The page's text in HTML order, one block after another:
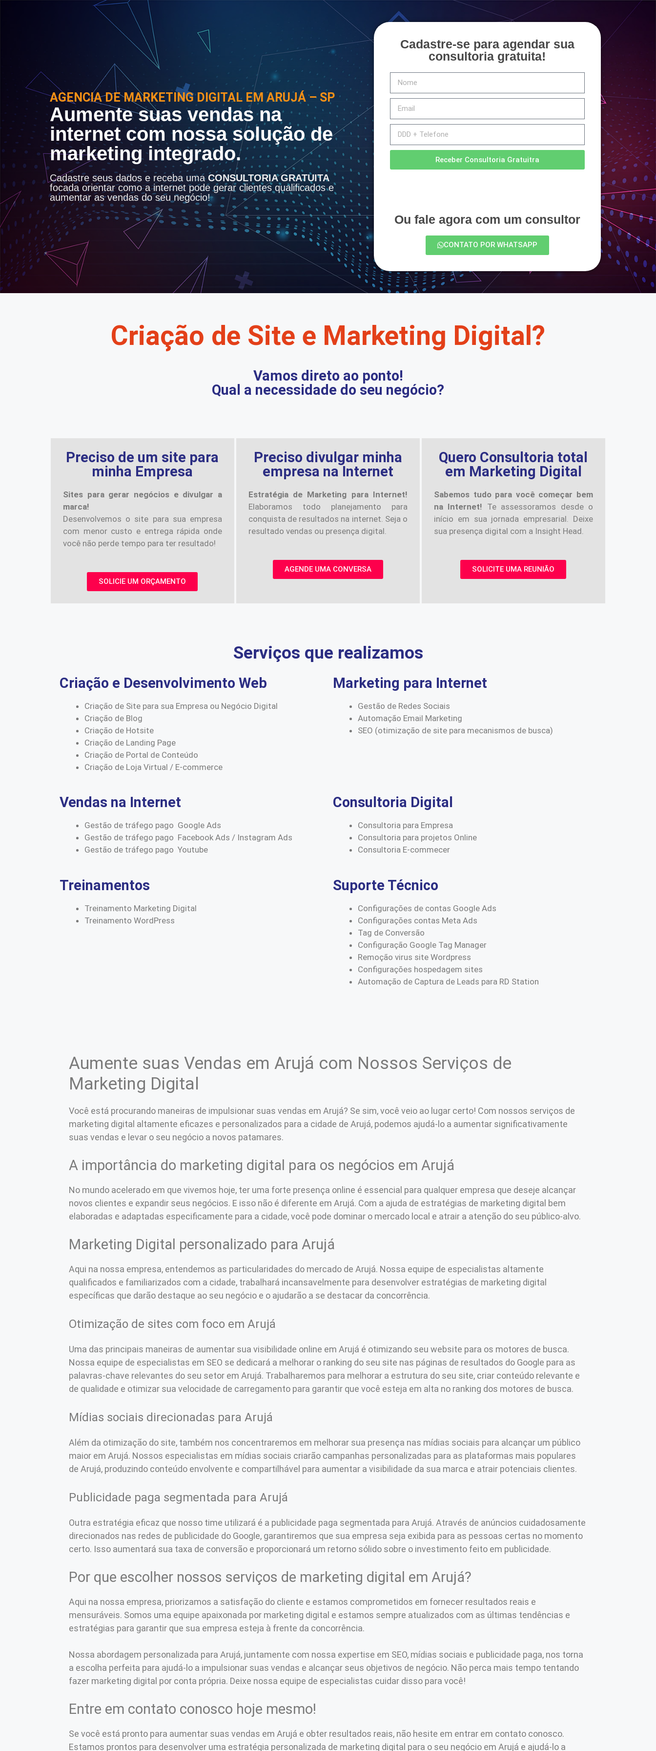
AGENCIA DE MARKETING DIGITAL EM ARUJÁ – SP
Aumente suas vendas na
internet com nossa solução de
marketing integrado.
Cadastre seus dados e receba umaCONSULTORIA GRATUITA
focada orientar como a internet pode gerar clientes qualificados e
aumentar as vendas do seu negócio!
Cadastre-se para agendar sua
consultoria gratuita!
Receber Consultoria Gratuitra
Ou fale agora com um consultor
CONTATO POR WHATSAPP
Criação de Site e Marketing Digital?
Vamos direto ao ponto!
Qual a necessidade do seu negócio?
Preciso de um site para
minha Empresa
Sites para gerar negócios e divulgar a
marca!
Desenvolvemos o site para sua empresa
com menor custo e entrega rápida onde
você não perde tempo para ter resultado!
SOLICIE UM ORÇAMENTO
Preciso divulgar minha
empresa na Internet
Estratégia de Marketing para Internet!
Elaboramos todo planejamento para
conquista de resultados na internet. Seja o
resultado vendas ou presença digital.
AGENDE UMA CONVERSA
Quero Consultoria total
em Marketing Digital
Sabemos tudo para você começar bem
na Internet! Te assessoramos desde o
início em sua jornada empresarial. Deixe
sua presença digital com a Insight Head.
SOLICITE UMA REUNIÃO
Serviços que realizamos
Criação e Desenvolvimento Web
Criação de Site para sua Empresa ou Negócio Digital
Criação de Blog
Criação de Hotsite
Criação de Landing Page
Criação de Portal de Conteúdo
Criação de Loja Virtual / E-commerce
Marketing para Internet
Gestão de Redes Sociais
Automação Email Marketing
SEO (otimização de site para mecanismos de busca)
Vendas na Internet
Gestão de tráfego pago Google Ads
Gestão de tráfego pago Facebook Ads / Instagram Ads
Gestão de tráfego pago Youtube
Consultoria Digital
Consultoria para Empresa
Consultoria para projetos Online
Consultoria E-commecer
Treinamentos
Treinamento Marketing Digital
Treinamento WordPress
Suporte Técnico
Configurações de contas Google Ads
Configurações contas Meta Ads
Tag de Conversão
Configuração Google Tag Manager
Remoção virus site Wordpress
Configurações hospedagem sites
Automação de Captura de Leads para RD Station
Aumente suas Vendas em Arujá com Nossos Serviços de
Marketing Digital
Você está procurando maneiras de impulsionar suas vendas em Arujá? Se sim, você veio ao lugar certo! Com nossos serviços de
marketing digital altamente eficazes e personalizados para a cidade de Arujá, podemos ajudá-lo a aumentar significativamente
suas vendas e levar o seu negócio a novos patamares.
A importância do marketing digital para os negócios em Arujá
No mundo acelerado em que vivemos hoje, ter uma forte presença online é essencial para qualquer empresa que deseje alcançar
novos clientes e expandir seus negócios. E isso não é diferente em Arujá. Com a ajuda de estratégias de marketing digital bem
elaboradas e adaptadas especificamente para a cidade, você pode dominar o mercado local e atrair a atenção do seu público-alvo.
Marketing Digital personalizado para Arujá
Aqui na nossa empresa, entendemos as particularidades do mercado de Arujá. Nossa equipe de especialistas altamente
qualificados e familiarizados com a cidade, trabalhará incansavelmente para desenvolver estratégias de marketing digital
específicas que darão destaque ao seu negócio e o ajudarão a se destacar da concorrência.
Otimização de sites com foco em Arujá
Uma das principais maneiras de aumentar sua visibilidade online em Arujá é otimizando seu website para os motores de busca.
Nossa equipe de especialistas em SEO se dedicará a melhorar o ranking do seu site nas páginas de resultados do Google para as
palavras-chave relevantes do seu setor em Arujá. Trabalharemos para melhorar a estrutura do seu site, criar conteúdo relevante e
de qualidade e otimizar sua velocidade de carregamento para garantir que você esteja em alta no ranking dos motores de busca.
Mídias sociais direcionadas para Arujá
Além da otimização do site, também nos concentraremos em melhorar sua presença nas mídias sociais para alcançar um público
maior em Arujá. Nossos especialistas em mídias sociais criarão campanhas personalizadas para as plataformas mais populares
de Arujá, produzindo conteúdo envolvente e compartilhável para aumentar a visibilidade da sua marca e atrair potenciais clientes.
Publicidade paga segmentada para Arujá
Outra estratégia eficaz que nosso time utilizará é a publicidade paga segmentada para Arujá. Através de anúncios cuidadosamente
direcionados nas redes de publicidade do Google, garantiremos que sua empresa seja exibida para as pessoas certas no momento
certo. Isso aumentará sua taxa de conversão e proporcionará um retorno sólido sobre o investimento feito em publicidade.
Por que escolher nossos serviços de marketing digital em Arujá?
Aqui na nossa empresa, priorizamos a satisfação do cliente e estamos comprometidos em fornecer resultados reais e
mensuráveis. Somos uma equipe apaixonada por marketing digital e estamos sempre atualizados com as últimas tendências e
estratégias para garantir que sua empresa esteja à frente da concorrência.
Nossa abordagem personalizada para Arujá, juntamente com nossa expertise em SEO, mídias sociais e publicidade paga, nos torna
a escolha perfeita para ajudá-lo a impulsionar suas vendas e alcançar seus objetivos de negócio. Não perca mais tempo tentando
fazer marketing digital por conta própria. Deixe nossa equipe de especialistas cuidar disso para você!
Entre em contato conosco hoje mesmo!
Se você está pronto para aumentar suas vendas em Arujá e obter resultados reais, não hesite em entrar em contato conosco.
Estamos prontos para desenvolver uma estratégia personalizada de marketing digital para o seu negócio em Arujá e ajudá-lo a